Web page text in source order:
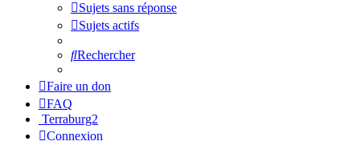
Sujets sans réponse
Sujets actifs
Rechercher
Faire un don
FAQ
Terraburg2
Connexion